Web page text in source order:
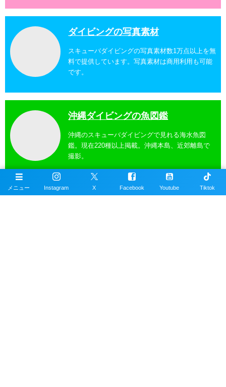
ダイビングの写真素材
スキューバダイビングの写真素材数1万点以上を無
料で提供しています。写真素材は商用利用も可能
です。
沖縄ダイビングの魚図鑑
沖縄のスキューバダイビングで見れる海水魚図
鑑。現在220種以上掲載。沖縄本島、近郊離島で
撮影。
メニュー Instagram X Facebook Youtube Tiktok